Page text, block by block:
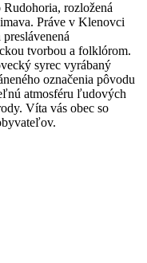
rozložená
Práve v Klenovci
tvorbou a folklórom.
syrec vyrábaný
označenia pôvodu
atmosféru ľudových
Víta vás obec so